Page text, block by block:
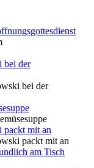
bei der
packt mit an